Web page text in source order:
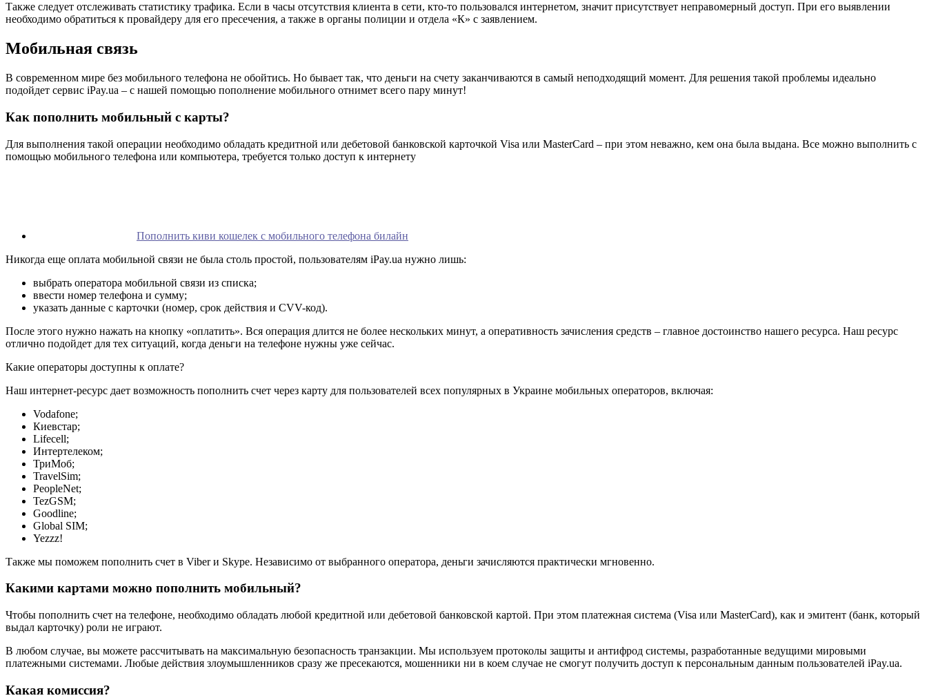
Также следует отслеживать статистику трафика. Если в часы отсутствия клиента в сети, кто-то пользовался интернетом, значит присутствует неправомерный доступ. При его выявлении
необходимо обратиться к провайдеру для его пресечения, а также в органы полиции и отдела «К» с заявлением.
Мобильная связь
В современном мире без мобильного телефона не обойтись. Но бывает так, что деньги на счету заканчиваются в самый неподходящий момент. Для решения такой проблемы идеально
подойдет сервис iPay.ua – с нашей помощью пополнение мобильного отнимет всего пару минут!
Как пополнить мобильный с карты?
Для выполнения такой операции необходимо обладать кредитной или дебетовой банковской карточкой Visa или MasterCard – при этом неважно, кем она была выдана. Все можно выполнить с
помощью мобильного телефона или компьютера, требуется только доступ к интернету
Пополнить киви кошелек с мобильного телефона билайн
Никогда еще оплата мобильной связи не была столь простой, пользователям iPay.ua нужно лишь:
выбрать оператора мобильной связи из списка;
ввести номер телефона и сумму;
указать данные с карточки (номер, срок действия и CVV-код).
После этого нужно нажать на кнопку «оплатить». Вся операция длится не более нескольких минут, а оперативность зачисления средств – главное достоинство нашего ресурса. Наш ресурс
отлично подойдет для тех ситуаций, когда деньги на телефоне нужны уже сейчас.
Какие операторы доступны к оплате?
Наш интернет-ресурс дает возможность пополнить счет через карту для пользователей всех популярных в Украине мобильных операторов, включая:
Vodafone;
Киевстар;
Lifecell;
Интертелеком;
ТриМоб;
TravelSim;
PeopleNet;
TezGSM;
Goodline;
Global SIM;
Yezzz!
Также мы поможем пополнить счет в Viber и Skype. Независимо от выбранного оператора, деньги зачисляются практически мгновенно.
Какими картами можно пополнить мобильный?
Чтобы пополнить счет на телефоне, необходимо обладать любой кредитной или дебетовой банковской картой. При этом платежная система (Visa или MasterCard), как и эмитент (банк, который
выдал карточку) роли не играют.
В любом случае, вы можете рассчитывать на максимальную безопасность транзакции. Мы используем протоколы защиты и антифрод системы, разработанные ведущими мировыми
платежными системами. Любые действия злоумышленников сразу же пресекаются, мошенники ни в коем случае не смогут получить доступ к персональным данным пользователей iPay.ua.
Какая комиссия?